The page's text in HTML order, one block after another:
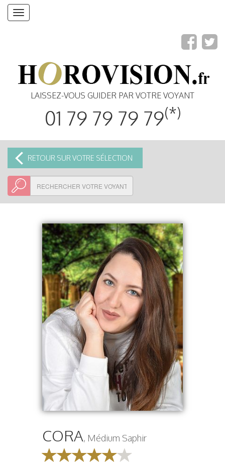
Toggle
navigation
LAISSEZ-VOUS GUIDER PAR VOTRE VOYANT
01 79 79 79 79(*)
RETOUR SUR VOTRE SÉLECTION
CORA, Médium Saphir